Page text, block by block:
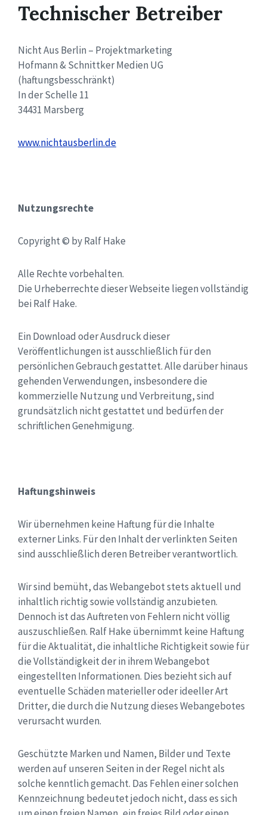
Technischer Betreiber
Nicht Aus Berlin – Projektmarketing
Hofmann & Schnittker Medien UG
(haftungsbesschränkt)
In der Schelle 11
34431 Marsberg
www.nichtausberlin.de
Nutzungsrechte
Copyright © by Ralf Hake
Alle Rechte vorbehalten.
Die Urheberrechte dieser Webseite liegen vollständig
bei Ralf Hake.
Ein Download oder Ausdruck dieser
Veröffentlichungen ist ausschließlich für den
persönlichen Gebrauch gestattet. Alle darüber hinaus
gehenden Verwendungen, insbesondere die
kommerzielle Nutzung und Verbreitung, sind
grundsätzlich nicht gestattet und bedürfen der
schriftlichen Genehmigung.
Haftungshinweis
Wir übernehmen keine Haftung für die Inhalte
externer Links. Für den Inhalt der verlinkten Seiten
sind ausschließlich deren Betreiber verantwortlich.
Wir sind bemüht, das Webangebot stets aktuell und
inhaltlich richtig sowie vollständig anzubieten.
Dennoch ist das Auftreten von Fehlern nicht völlig
auszuschließen. Ralf Hake übernimmt keine Haftung
für die Aktualität, die inhaltliche Richtigkeit sowie für
die Vollständigkeit der in ihrem Webangebot
eingestellten Informationen. Dies bezieht sich auf
eventuelle Schäden materieller oder ideeller Art
Dritter, die durch die Nutzung dieses Webangebotes
verursacht wurden.
Geschützte Marken und Namen, Bilder und Texte
werden auf unseren Seiten in der Regel nicht als
solche kenntlich gemacht. Das Fehlen einer solchen
Kennzeichnung bedeutet jedoch nicht, dass es sich